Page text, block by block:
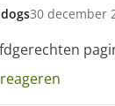
30 december